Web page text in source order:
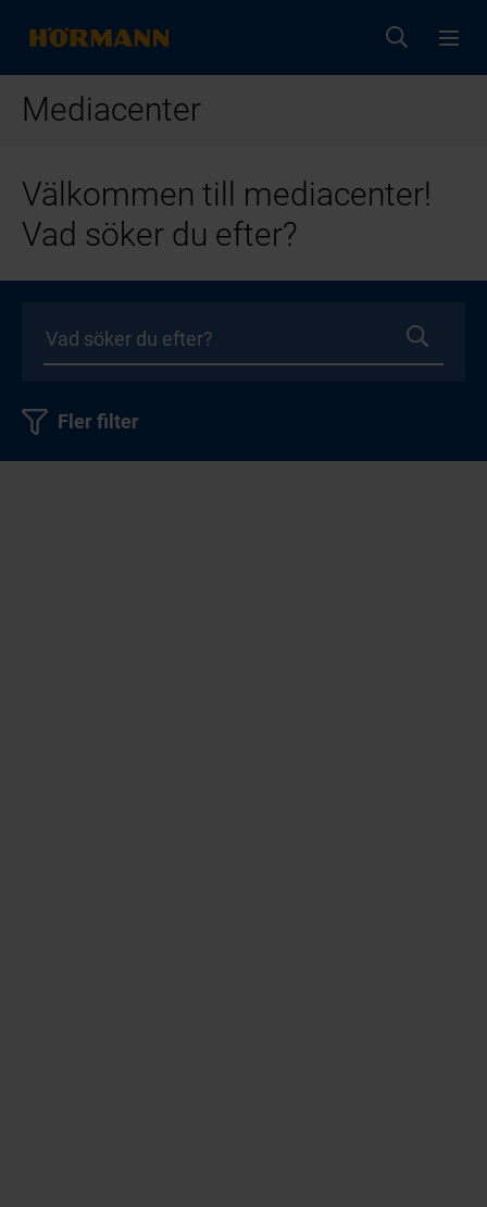
Mediacenter
Välkommen till mediacenter!
Vad söker du efter?
Fler filter